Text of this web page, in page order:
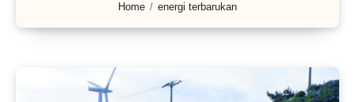
Home energi terbarukan